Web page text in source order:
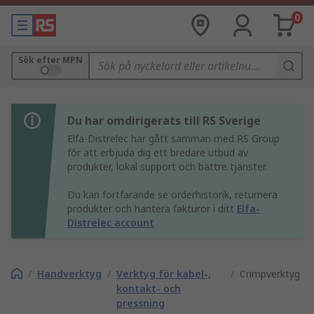
0
Sök efter MPN
Du har omdirigerats till RS Sverige
Elfa-Distrelec har gått samman med RS Group
för att erbjuda dig ett bredare utbud av
produkter, lokal support och bättre tjänster.
Du kan fortfarande se orderhistorik, returnera
produkter och hantera fakturor i ditt Elfa-
Distrelec account
/ Handverktyg / Verktyg för kabel-,
kontakt- och
pressning
/ Crimpverktyg